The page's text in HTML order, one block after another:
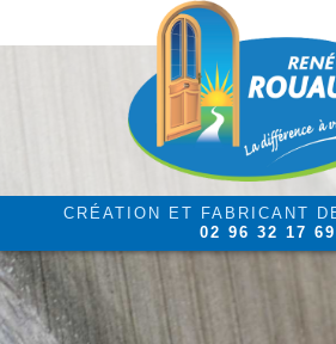
CRÉATION ET FABRICANT
02 96 32 17 69